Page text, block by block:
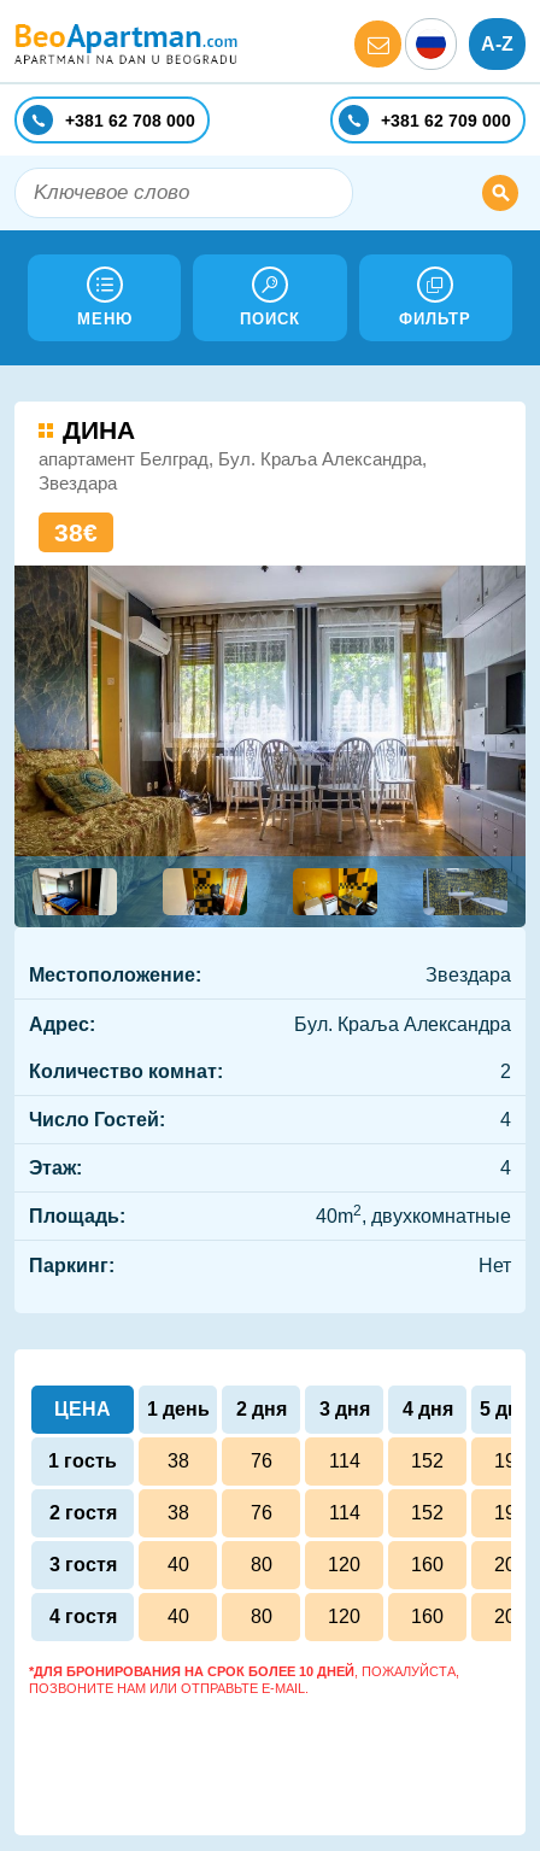
A-Z
+381 62 708 000 +381 62 709 000
МЕНЮ ПОИСК ФИЛЬТР
ДИНА
апартамент Белград, Бул. Краља Александра,
Звездара
38€
Местоположение: Звездара
Адрес: Бул. Краља Александра
Количество комнат: 2
Число Гостей: 4
Этаж: 4
Площадь: 40m2, двухкомнатные
Паркинг: Нет
ЦЕНА 1 день 2 дня 3 дня 4 дня 5
1 гость 38 76 114 152 190
2 гостя 38 76 114 152 190
3 гостя 40 80 120 160 200
4 гостя 40 80 120 160 200
*ДЛЯ БРОНИРОВАНИЯ НА СРОК БОЛЕЕ 10 ДНЕЙ , ПОЖАЛУЙСТА,
ПОЗВОНИТЕ НАМ ИЛИ ОТПРАВЬТЕ E-MAIL.